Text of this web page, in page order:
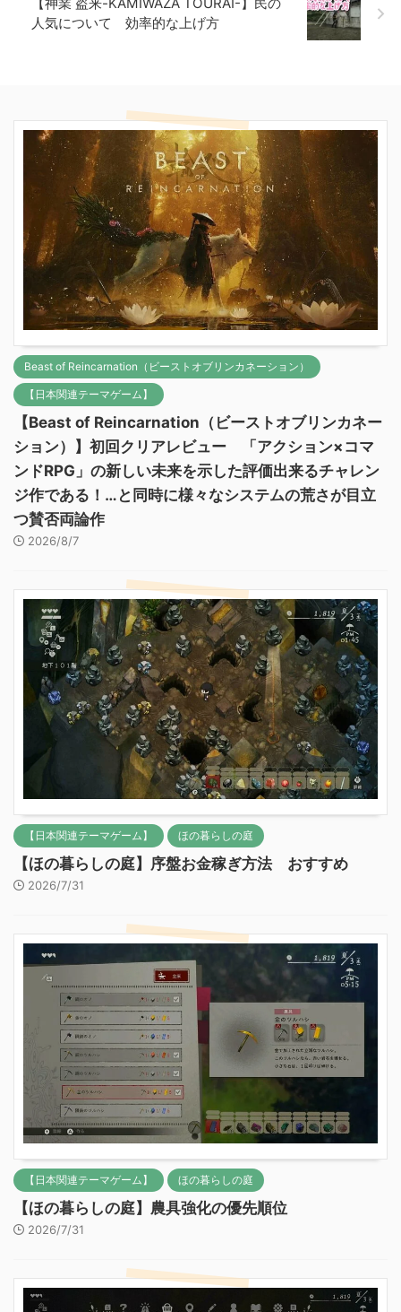
【神業 盗来-KAMIWAZA TOURAI-】民の
人気について 効率的な上げ方
Beast of Reincarnation（ビーストオブリンカネーション）
【日本関連テーマゲーム】
【Beast of Reincarnation（ビーストオブリンカネー
ション）】初回クリアレビュー 「アクション×コマ
ンドRPG」の新しい未来を示した評価出来るチャレン
ジ作である！…と同時に様々なシステムの荒さが目立
つ賛否両論作
2026/8/7
【日本関連テーマゲーム】 ほの暮らしの庭
【ほの暮らしの庭】序盤お金稼ぎ方法 おすすめ
2026/7/31
【日本関連テーマゲーム】 ほの暮らしの庭
【ほの暮らしの庭】農具強化の優先順位
2026/7/31